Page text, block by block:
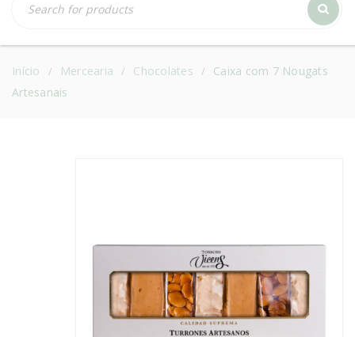
Início / Mercearia / Chocolates /
Caixa com 7 Nougats
Artesanais